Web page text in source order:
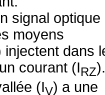
signal optique
moyens
dans
courant (IRZ).
(IV) a une